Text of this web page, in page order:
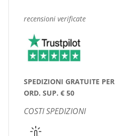
recensioni verificate
SPEDIZIONI GRATUITE PER
ORD. SUP. € 50
COSTI SPEDIZIONI